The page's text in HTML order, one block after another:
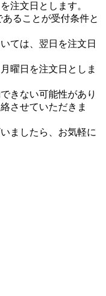
注文日とします。
ることが受付条件と
ては、翌日を注文日
曜日を注文日としま
きない可能性があり
させていただきま
ましたら、お気軽に